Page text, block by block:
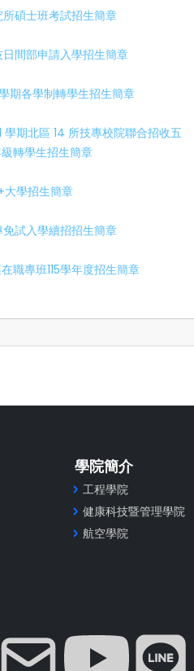
所碩士班考試招生簡章
日間部申請入學招生簡章
期各學制轉學生招生簡章
學期北區 14 所技專校院聯合招收五
轉學生招生簡章
大學招生簡章
免試入學續招招生簡章
職專班115學年度招生簡章
學院簡介
工程學院
健康科技暨管理學院
航空學院